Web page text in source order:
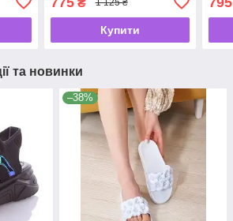
1 125 ₴
Купити
та новинки
–38%